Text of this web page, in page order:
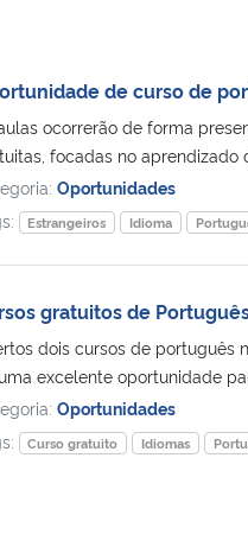
de curso de
ocorrerão de forma
focadas no aprendizado
Oportunidades
Estrangeiros Idioma
gratuitos de
dois cursos de português
excelente oportunidade
Oportunidades
Curso gratuito Idiomas